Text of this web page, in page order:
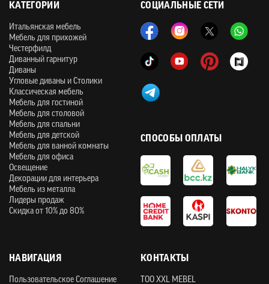
СОЦИАЛЬНЫЕ СЕТИ
КАТЕГОРИИ
Итальянская мебель
Мебель для прихожей
Честерфилд
Диванный гарнитур
Диваны
Угловые диваны и Столики
Классическая мебель
Мебель для гостиной
Мебель для столовой
Мебель для спальни
Мебель для детской
Мебель для ванной комнаты
Мебель для офиса
Освещение
Декорации для интерьера
Мебель из металла
Лидеры продаж
Скидка от 10% до 80%
НАВИГАЦИЯ
Пользовательское Соглашение
СПОСОБЫ ОПЛАТЫ
КОНТАКТЫ
ТOO XXL MEBEL